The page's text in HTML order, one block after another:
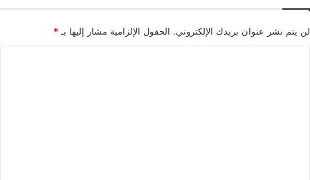
لن يتم نشر عنوان بريدك الإلكتروني. الحقول الإلزامية مشار إليها بـ*